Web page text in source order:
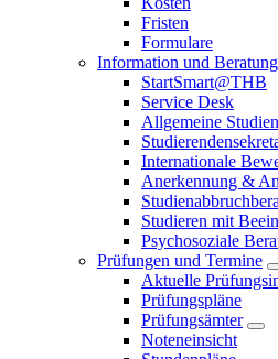
Fristen
Formulare
Information und Beratung
StartSmart@THB
Service Desk
Allgemeine
Internationale
Anerkennung &
Studieren mit
Psychosoziale
Prüfungen und Termine
Aktuelle
Prüfungspläne
Prüfungsämter
Noteneinsicht